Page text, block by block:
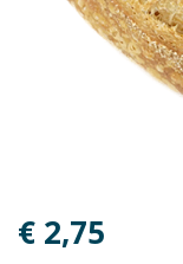
€ 2,75